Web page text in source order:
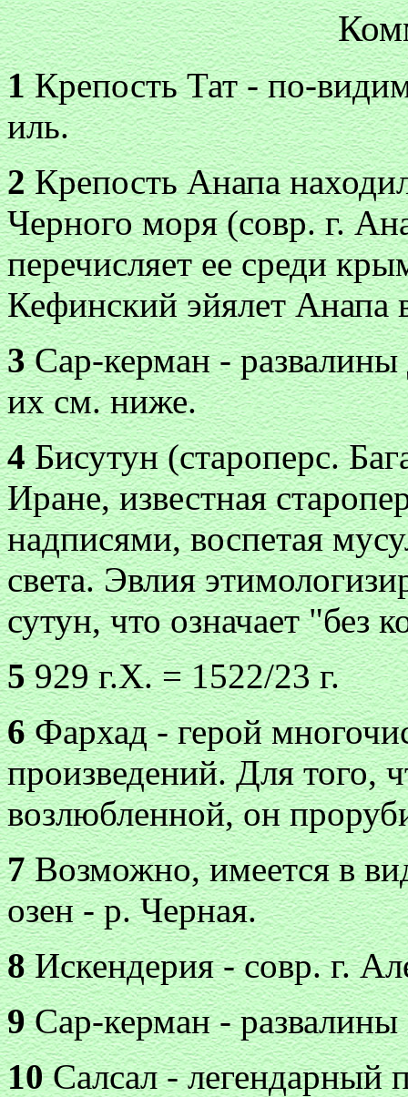
1Крепость Тат - по-
иль.
2Крепость Анапа
Черного моря (совр. г.
перечисляет ее среди
Кефинский эйялет Анапа
3Сар-керман - развалины
их см. ниже.
4Бисутун (староперс.
Иране, известная
надписями, воспетая
света. Эвлия
сутун, что означает "без
5929 г.Х. = 1522/23 г.
6Фархад - герой
произведений. Для того,
возлюбленной, он
7Возможно, имеется в
озен - р. Черная.
8Искендерия - совр. г.
9Сар-керман - развалины
10Салсал - легендарный